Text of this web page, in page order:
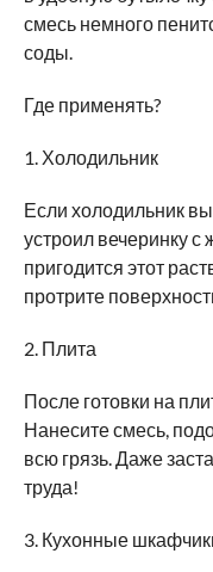
смесь немного
соды.
Где применять?
1. Холодильник
Если холодильник
устроил вечеринку
пригодится этот
протрите
2. Плита
После готовки на
Нанесите смесь,
всю грязь. Даже
труда!
3. Кухонные